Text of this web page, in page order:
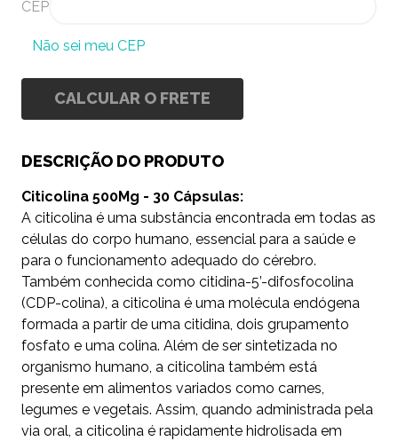
CEP
Não sei meu CEP
CALCULAR O FRETE
DESCRIÇÃO DO PRODUTO
Citicolina 500Mg - 30 Cápsulas:
A citicolina é uma substância encontrada em todas as
células do corpo humano, essencial para a saúde e
para o funcionamento adequado do cérebro.
Também conhecida como citidina-5’-difosfocolina
(CDP-colina), a citicolina é uma molécula endógena
formada a partir de uma citidina, dois grupamento
fosfato e uma colina. Além de ser sintetizada no
organismo humano, a citicolina também está
presente em alimentos variados como carnes,
legumes e vegetais. Assim, quando administrada pela
via oral, a citicolina é rapidamente hidrolisada em